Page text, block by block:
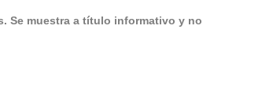
Se muestra a título informativo y no